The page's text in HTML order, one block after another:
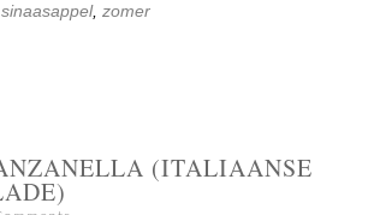
sinaasappel, zomer
(ITALIAANSE